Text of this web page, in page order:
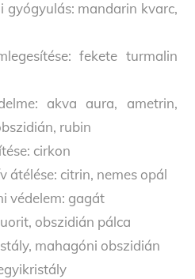
gyógyulás: mandarin kvarc,
fekete turmalin
akva aura, ametrin,
rubin
cirkon
átélése: citrin, nemes opál
védelem: gagát
obszidián pálca
mahagóni obszidián